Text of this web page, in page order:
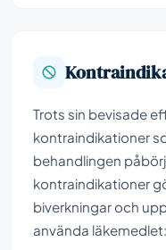
Trots sin bevisade
kontraindikationer
behandlingen
kontraindikationer
biverkningar och
använda läkemedlet: